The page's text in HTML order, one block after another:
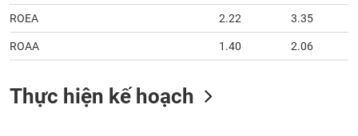
ROEA 2.22 3.35
ROAA 1.40 2.06
Thực hiện kế hoạch